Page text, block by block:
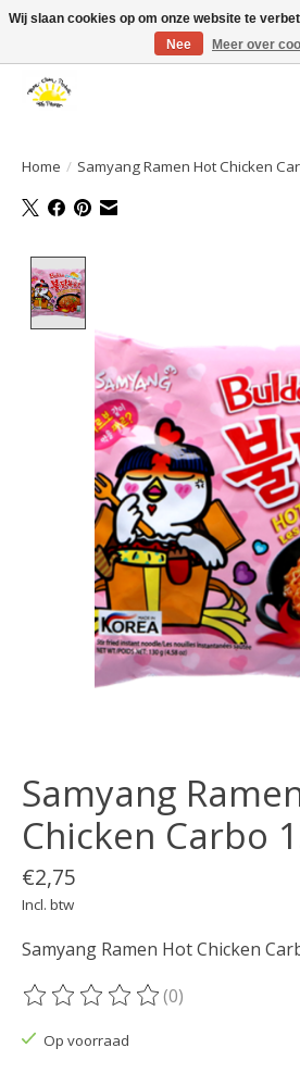
Large selection of products and fast shipping!
Home / Samyang Ramen Hot Chicken
Samyang
Chicken Carbo
€2,75
Incl. btw
Samyang Ramen Hot Chicken
De beoordeling van dit product is
(0)
Op voorraad
Wij slaan cookies op om onze website te
Nee
Meer over